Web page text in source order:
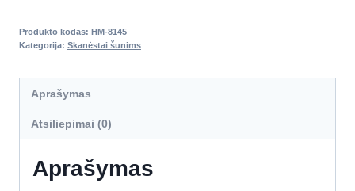
Produkto kodas: HM-8145
Kategorija: Skanėstai šunims
Aprašymas
Atsiliepimai (0)
Aprašymas